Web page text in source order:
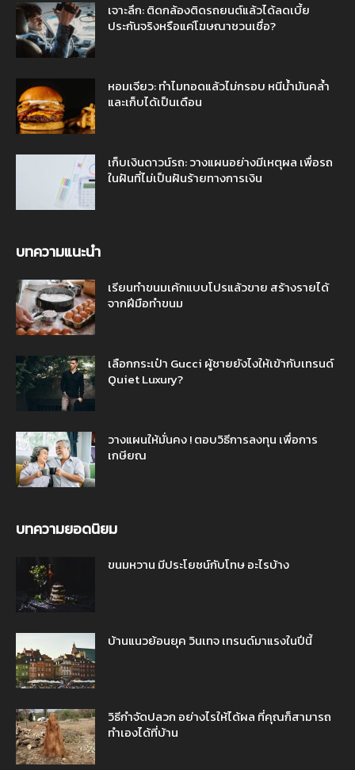
เจาะลึก: ติดกล้องติดรถยนต์แล้วได้ลดเบี้ย
ประกันจริงหรือแค่โฆษณาชวนเชื่อ?
หอมเจียว: ทำไมทอดแล้วไม่กรอบ หนีน้ำมันคล้ำ
และเก็บได้เป็นเดือน
เก็บเงินดาวน์รถ: วางแผนอย่างมีเหตุผล เพื่อรถ
ในฝันที่ไม่เป็นฝันร้ายทางการเงิน
บทความแนะนำ
เรียนทำขนมเค้กแบบโปรแล้วขาย สร้างรายได้
จากฝีมือทำขนม
เลือกกระเป๋า Gucci ผู้ชายยังไงให้เข้ากับเทรนด์
Quiet Luxury?
วางแผนให้มั่นคง ! ตอบวิธีการลงทุน เพื่อการ
เกษียณ
บทความยอดนิยม
ขนมหวาน มีประโยชน์กับโทษ อะไรบ้าง
บ้านแนวย้อนยุค วินเทจ เทรนด์มาแรงในปีนี้
วิธีกำจัดปลวก อย่างไรให้ได้ผล ที่คุณก็สามารถ
ทำเองได้ที่บ้าน